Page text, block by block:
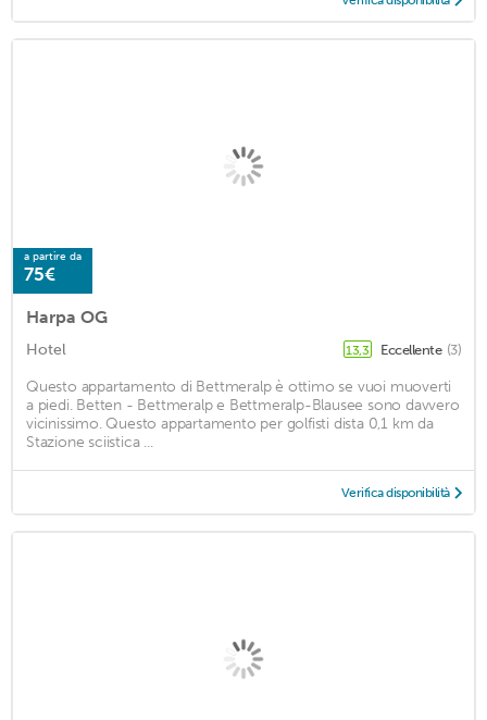
a partire da
75€
Harpa OG
Hotel 13,3 Eccellente (3)
Questo appartamento di Bettmeralp è ottimo se vuoi muoverti
a piedi. Betten - Bettmeralp e Bettmeralp-Blausee sono davvero
vicinissimo. Questo appartamento per golfisti dista 0,1 km da
Stazione sciistica ...
Verifica disponibilità